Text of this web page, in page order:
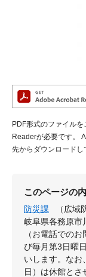
PDF形式のファイル
Readerが必要です。
先からダウンロードし
このページの
防災課
（広域
岐阜県各務原
（お電話での
び毎月第3日曜
いします。なお
日）は休館とさ